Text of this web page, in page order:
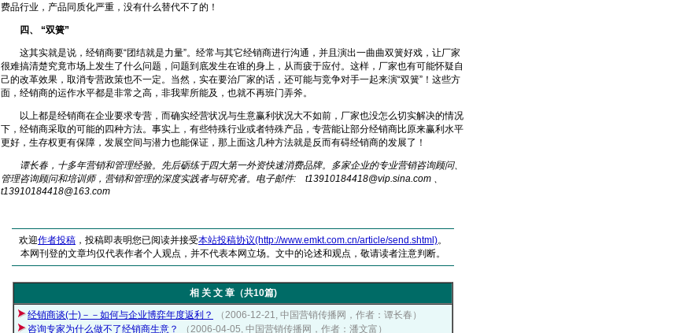
费品行业，产品同质化严重，没有什么替代不了的！
四、 “双簧”
这其实就是说，经销商要“团结就是力量”。经常与其它经销商进行沟通，并且演出一曲曲双簧好戏，让厂家
很难搞清楚究竟市场上发生了什么问题，问题到底发生在谁的身上，从而疲于应付。这样，厂家也有可能怀疑自
己的改革效果，取消专营政策也不一定。当然，实在要治厂家的话，还可能与竞争对手一起来演“双簧”！这些方
面，经销商的运作水平都是非常之高，非我辈所能及，也就不再班门弄斧。
以上都是经销商在企业要求专营，而确实经营状况与生意赢利状况大不如前，厂家也没怎么切实解决的情况
下，经销商采取的可能的四种方法。事实上，有些特殊行业或者特殊产品，专营能让部分经销商比原来赢利水平
更好，生存权更有保障，发展空间与潜力也能保证，那上面这几种方法就是反而有碍经销商的发展了！
谭长春，十多年营销和管理经验。先后砺练于四大第一外资快速消费品牌。多家企业的专业营销咨询顾问、
管理咨询顾问和培训师，营销和管理的深度实践者与研究者。电子邮件: t13910184418@vip.sina.com 、
t13910184418@163.com
欢迎作者投稿 ，投稿即表明您已阅读并接受本站投稿协议(http://www.emkt.com.cn/article/send.shtml)。
本网刊登的文章均仅代表作者个人观点，并不代表本网立场。文中的论述和观点，敬请读者注意判断。
相 关 文 章（共10篇)
经销商谈(十)－－如何与企业博弈年度返利？
（2006-12-21, 中国营销传播网，作者：谭长春）
咨询专家为什么做不了经销商生意？
（2006-04-05, 中国营销传播网，作者：潘文富）